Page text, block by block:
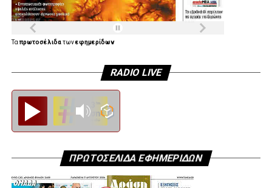
Ταπρωτοσέλιδατωνεφημερίδων
RADIO LIVE
ΠΡΩΤΟΣΕΛΙΔΑ ΕΦΗΜΕΡΙΔΩΝ